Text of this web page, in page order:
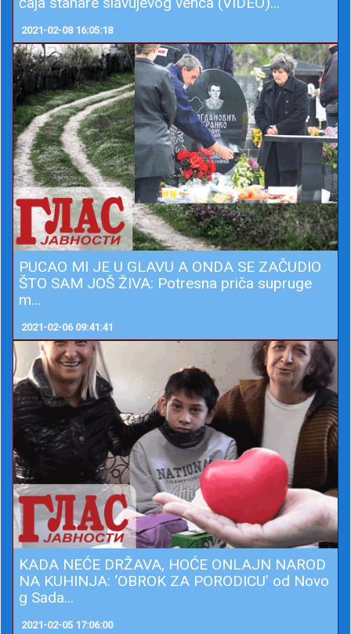
2021-02-08 16:05:18
PUCAO MI JE U GLAVU A ONDA SE ZAČUDIO
ŠTO SAM JOŠ ŽIVA: Potresna priča supruge
m...
2021-02-06 09:41:41
KADA NEĆE DRŽAVA, HOĆE ONLAJN NAROD
NA KUHINJA: ‘OBROK ZA PORODICU’ od Novo
g Sada...
2021-02-05 17:06:00